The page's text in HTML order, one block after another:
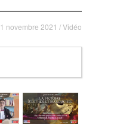
1 novembre 2021 /Vidéo